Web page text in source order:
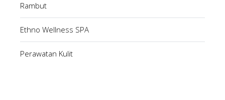
Rambut
Ethno Wellness SPA
Perawatan Kulit